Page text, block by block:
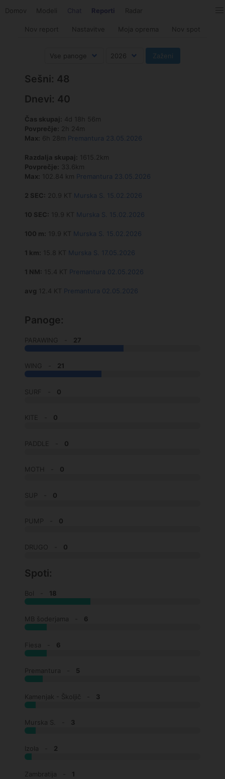
Domov Modeli Chat Reporti Radar
Nov report Nastavitve Moja oprema Nov spot
Sešni: 48
Dnevi: 40
Čas skupaj: 4d 18h 56m
Povprečje: 2h 24m
Max: 6h 28m Premantura 23.05.2026
Razdalja skupaj: 1615.2km
Povprečje: 33.6km
Max: 102.84 km Premantura 23.05.2026
2 SEC: 20.9 KT Murska S. 15.02.2026
10 SEC: 19.9 KT Murska S. 15.02.2026
100 m: 19.9 KT Murska S. 15.02.2026
1 km: 15.8 KT Murska S. 17.05.2026
1 NM: 15.4 KT Premantura 02.05.2026
avg 12.4 KT Premantura 02.05.2026
Panoge:
PARAWING - 27
WING - 21
SURF - 0
KITE - 0
PADDLE - 0
MOTH - 0
SUP - 0
PUMP - 0
DRUGO - 0
Spoti:
Bol - 18
MB šoderjama - 6
Fiesa - 6
Premantura - 5
Kamenjak - Školjič - 3
Murska S. - 3
Izola - 2
Zambratija - 1